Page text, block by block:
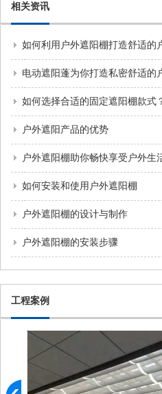
相关资讯
如何利用户外遮阳棚打造舒适的
电动遮阳蓬为你打造私密舒适的
如何选择合适的固定遮阳棚款式
户外遮阳产品的优势
户外遮阳棚助你畅快享受户外生
如何安装和使用户外遮阳棚
户外遮阳棚的设计与制作
户外遮阳棚的安装步骤
工程案例